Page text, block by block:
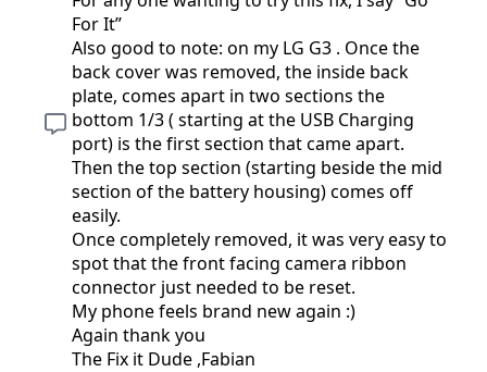
For It”
Also good to note: on my LG G3 . Once the
back cover was removed, the inside back
plate, comes apart in two sections the
bottom 1/3 ( starting at the USB Charging
port) is the first section that came apart.
Then the top section (starting beside the mid
section of the battery housing) comes off
easily.
Once completely removed, it was very easy to
spot that the front facing camera ribbon
connector just needed to be reset.
My phone feels brand new again :)
Again thank you
The Fix it Dude ,Fabian